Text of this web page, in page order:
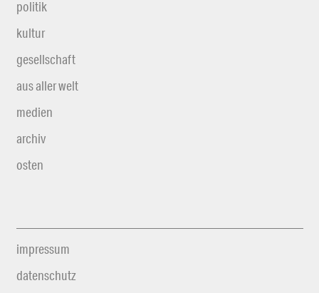
politik
kultur
gesellschaft
aus aller welt
medien
archiv
osten
impressum
datenschutz